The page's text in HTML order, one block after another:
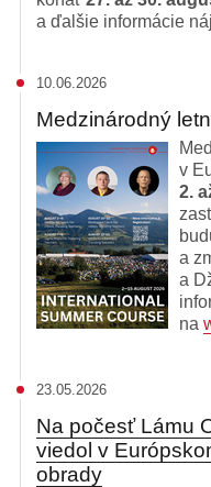
a ďalšie informácie
Medzinárodný
10.06.2026
v
2.
a
a
na
Na počesť Lámu
viedol v
obrady
23.05.2026